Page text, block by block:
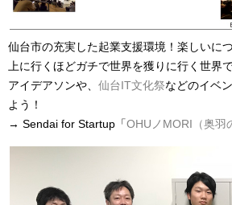
仙台市の充実した起業支援環境！楽しいに
上に行くほどガチで世界を獲りに行く世界
アイデアソンや、 仙台IT文化祭などのイベ
よう！
→ Sendai for Startup「OHUノMORI（奥羽